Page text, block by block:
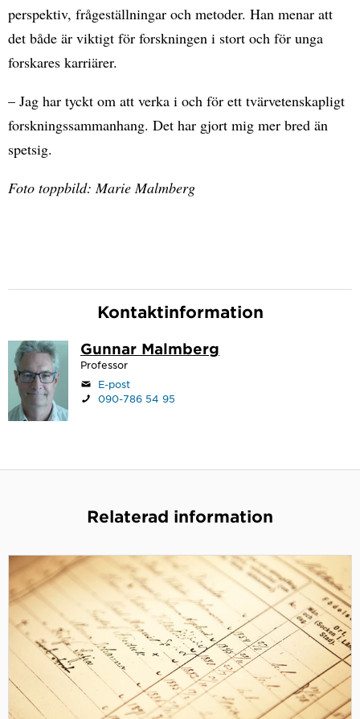
perspektiv, frågeställningar och metoder. Han menar att
det både är viktigt för forskningen i stort och för unga
forskares karriärer.
– Jag har tyckt om att verka i och för ett tvärvetenskapligt
forskningssammanhang. Det har gjort mig mer bred än
spetsig.
Foto toppbild: Marie Malmberg
Kontaktinformation
Gunnar Malmberg
Professor
E-post
090-786 54 95
Relaterad information